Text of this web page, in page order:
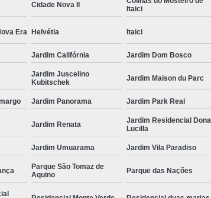
Cidade Nova II
Itaici
Era Helvétia Itaici
Jardim Califórnia Jardim Dom Bosco
Jardim Juscelino
Kubitschek
Jardim Maison du Parc
Jardim Panorama Jardim Park Real
Jardim Renata
Jardim Residencial Dona
Lucilla
Jardim Umuarama Jardim Vila Paradiso
Parque São Tomaz de
Aquino
Parque das Nações